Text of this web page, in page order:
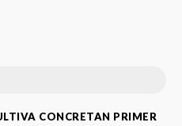
CONCRETAN PRIMER